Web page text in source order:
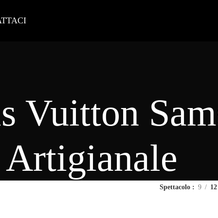
Vuitton
Artigianale
Spettacolo 9 12